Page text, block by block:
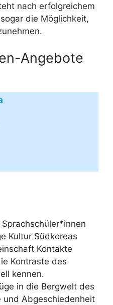
nach erfolgreichem
die Möglichkeit,
Angebote
Kultur Südkoreas
Kontakte
Kontraste des
kennen.
in die Bergwelt des
und Abgeschiedenheit